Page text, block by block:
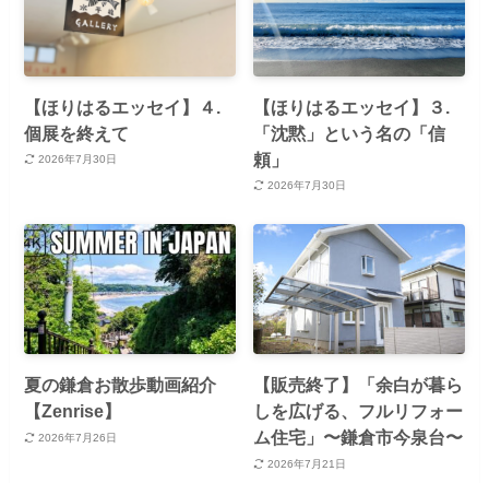
【ほりはるエッセイ】４.
個展を終えて
2026年7月30日
【ほりはるエッセイ】３.
「沈黙」という名の「信
頼」
2026年7月30日
夏の鎌倉お散歩動画紹介
【Zenrise】
2026年7月26日
【販売終了】「余白が暮ら
しを広げる、フルリフォー
ム住宅」〜鎌倉市今泉台〜
2026年7月21日